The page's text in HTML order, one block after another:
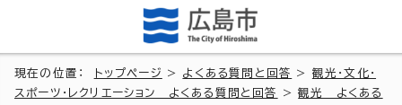
現在の位置： トップページ > よくある質問と回答 > 観光・文化・
スポーツ・レクリエーション よくある質問と回答
>観光 よくある